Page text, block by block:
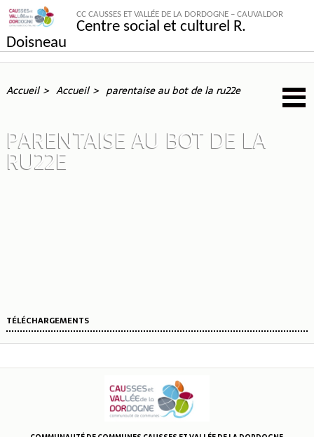
CC CAUSSES ET VALLÉE DE LA DORDOGNE – CAUVALDOR
Centre social et culturel R.
Doisneau
Accueil Accueil parentaise au bot de la ru22e
PARENTAISE AU BOT DE LA
RU22E
TÉLÉCHARGEMENTS